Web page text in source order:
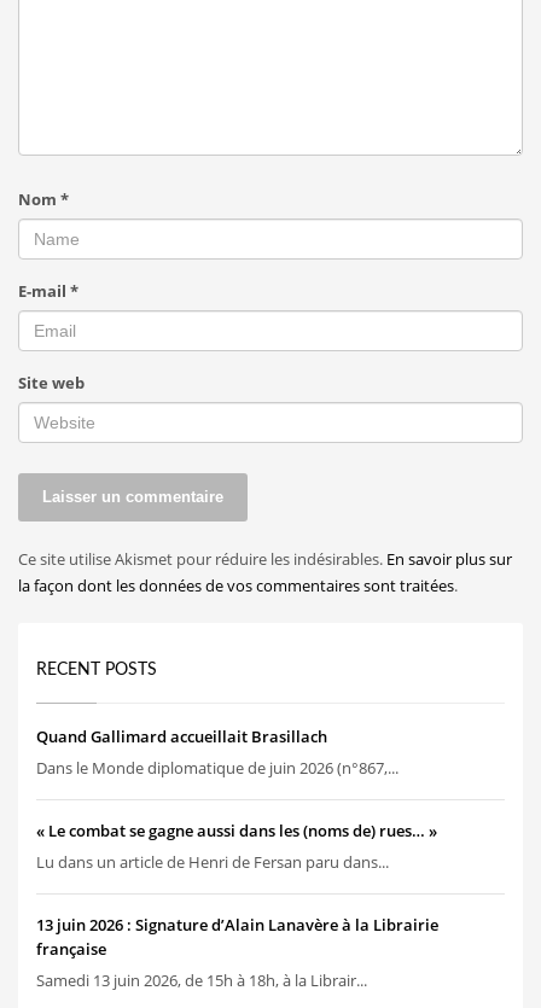
Nom *
E-mail *
Site web
Ce site utilise Akismet pour réduire les indésirables. En savoir plus sur
la façon dont les données de vos commentaires sont traitées.
RECENT POSTS
Quand Gallimard accueillait Brasillach
Dans le Monde diplomatique de juin 2026 (n°867,...
« Le combat se gagne aussi dans les (noms de) rues… »
Lu dans un article de Henri de Fersan paru dans...
13 juin 2026 : Signature d’Alain Lanavère à la Librairie
française
Samedi 13 juin 2026, de 15h à 18h, à la Librair...